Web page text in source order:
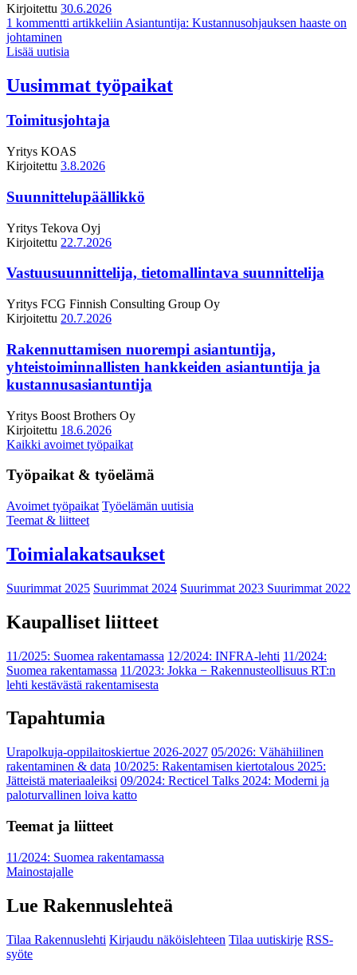
Kirjoitettu 30.6.2026
1 kommentti artikkeliin Asiantuntija: Kustannusohjauksen haaste on
johtaminen
Lisää uutisia
Uusimmat työpaikat
Toimitusjohtaja
Yritys KOAS
Kirjoitettu 3.8.2026
Suunnittelupäällikkö
Yritys Tekova Oyj
Kirjoitettu 22.7.2026
Vastuusuunnittelija, tietomallintava suunnittelija
Yritys FCG Finnish Consulting Group Oy
Kirjoitettu 20.7.2026
Rakennuttamisen nuorempi asiantuntija,
yhteistoiminnallisten hankkeiden asiantuntija ja
kustannusasiantuntija
Yritys Boost Brothers Oy
Kirjoitettu 18.6.2026
Kaikki avoimet työpaikat
Työpaikat & työelämä
Avoimet työpaikat Työelämän uutisia
Teemat & liitteet
Toimialakatsaukset
Suurimmat 2025 Suurimmat 2024 Suurimmat 2023 Suurimmat 2022
Kaupalliset liitteet
11/2025: Suomea rakentamassa 12/2024: INFRA-lehti 11/2024:
Suomea rakentamassa 11/2023: Jokka − Rakennusteollisuus RT:n
lehti kestävästä rakentamisesta
Tapahtumia
Urapolkuja-oppilaitoskiertue 2026-2027 05/2026: Vähähiilinen
rakentaminen & data 10/2025: Rakentamisen kiertotalous 2025:
Jätteistä materiaaleiksi 09/2024: Recticel Talks 2024: Moderni ja
paloturvallinen loiva katto
Teemat ja liitteet
11/2024: Suomea rakentamassa
Mainostajalle
Lue Rakennuslehteä
Tilaa Rakennuslehti Kirjaudu näköislehteen Tilaa uutiskirje RSS-
syöte